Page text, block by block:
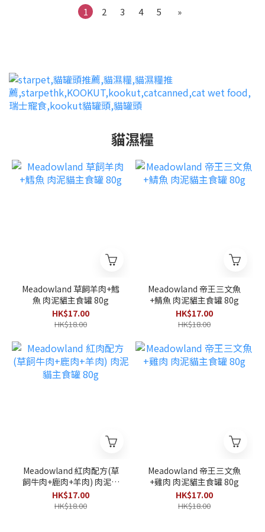
1 2 3 4 5 »
貓濕糧
Meadowland 草飼羊肉+鱈
魚 肉泥貓主食罐 80g
HK$17.00
HK$18.00
Meadowland 帝王三文魚
+鯖魚 肉泥貓主食罐 80g
HK$17.00
HK$18.00
Meadowland 紅肉配方(草
飼牛肉+鹿肉+羊肉) 肉泥貓
主食罐 80g
HK$17.00
HK$18.00
Meadowland 帝王三文魚
+雞肉 肉泥貓主食罐 80g
HK$17.00
HK$18.00